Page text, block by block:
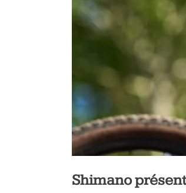
et
triathlon
Shimano